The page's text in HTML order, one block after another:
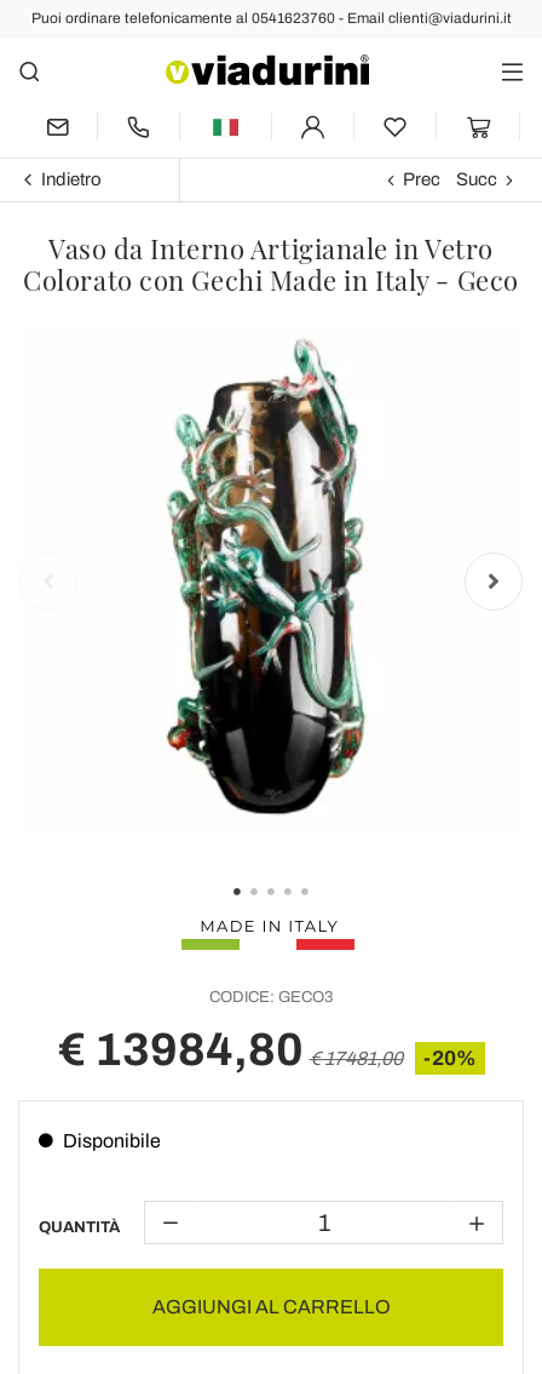
Puoi ordinare telefonicamente al 0541623760 - Email clienti@viadurini.it
Indietro Prec Succ
Vaso da Interno Artigianale in Vetro
Colorato con Gechi Made in Italy - Geco
CODICE: GECO3
€ 13984,80 € 17481,00 -20%
Disponibile
QUANTITÀ
AGGIUNGI AL CARRELLO